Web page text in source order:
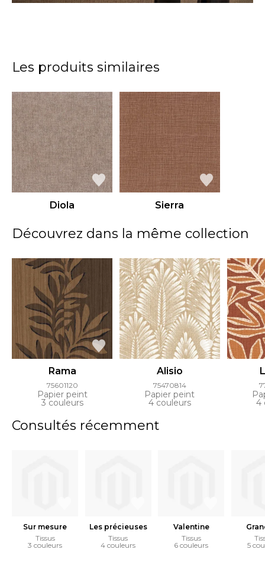
Les produits similaires
Diola Sierra
Découvrez dans la même collection
Rama
75601120
Papier peint
3 couleurs
Alisio
75470814
Papier peint
4 couleurs 4
Consultés récemment
Sur mesure
Tissus
3 couleurs
Les précieuses
Tissus
4 couleurs
Valentine
Tissus
6 couleurs
5